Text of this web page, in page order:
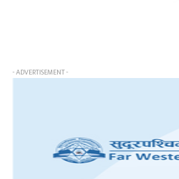
- ADVERTISEMENT -